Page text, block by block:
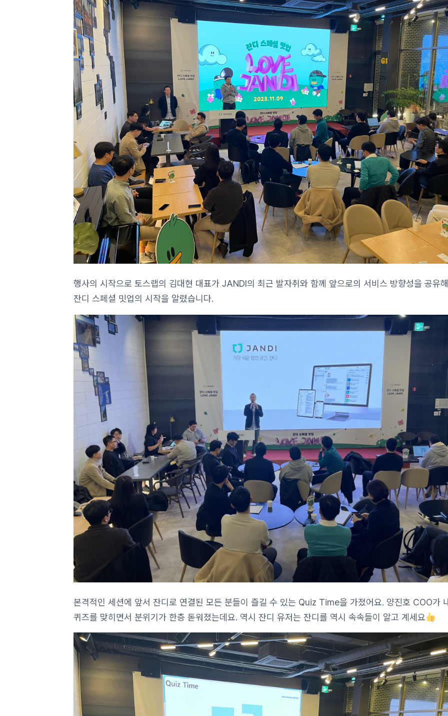
행사의 시작으로 토스랩의 김대현 대표가 JANDI의 최근 발자취와 함께 앞으로의 서비스 방향성을 공유
잔디 스페셜 밋업의 시작을 알렸습니다.
본격적인 세션에 앞서 잔디로 연결된 모든 분들이 즐길 수 있는 Quiz Time을 가졌어요. 양진호 COO가
퀴즈를 맞히면서 분위기가 한층 돋워졌는데요. 역시 잔디 유저는 잔디를 역시 속속들이 알고 계세요